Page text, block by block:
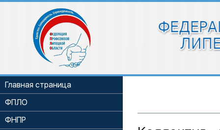
Главная страница
ФПЛО
ФНПР